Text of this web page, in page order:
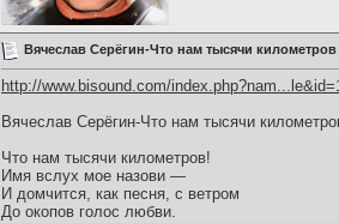
Вячеслав Серёгин-Что нам тысячи километров
http://www.bisound.com/
Вячеслав Серёгин-Что нам тысячи
Что нам тысячи километров!
Имя вслух мое назови —
И домчится, как песня, с ветром
До окопов голос любви.